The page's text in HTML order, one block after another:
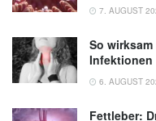
7. AUGUST
So
Infektionen
6. AUGUST
Fettleber: